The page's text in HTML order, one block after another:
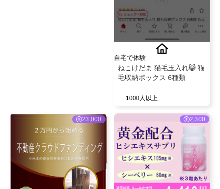
自宅で体験
ねこけだま 猫毛玉入れ😺 猫
毛収納ボックス 6種類
1000人以上
23,000 2,300